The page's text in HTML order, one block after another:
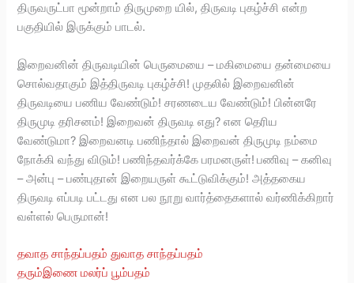
திருவருட்பா மூன்றாம் திருமுறை யில், திருவடி புகழ்ச்சி என்ற
பகுதியில் இருக்கும் பாடல்.
இறைவனின் திருவடியின் பெருமையை – மகிமையை தன்மையை
சொல்வதாகும் இத்திருவடி புகழ்ச்சி! முதலில் இறைவனின்
திருவடியை பணிய வேண்டும்! சரணடைய வேண்டும்! பின்னரே
திருமுடி தரிசனம்! இறைவன் திருவடி எது? என தெரிய
வேண்டுமா? இறைவனடி பணிந்தால் இறைவன் திருமுடி நம்மை
நோக்கி வந்து விடும்! பணிந்தவர்க்கே பரமனருள்! பணிவு – கனிவு
– அன்பு – பண்புதான் இறையருள் கூட்டுவிக்கும்! அத்தகைய
திருவடி எப்படி பட்டது என பல நூறு வார்த்தைகளால் வர்ணிக்கிறார்
வள்ளல் பெருமான்!
தவாத சாந்தப்பதம் துவாத சாந்தப்பதம்
தரும்இணை மலர்ப் பூம்பதம்